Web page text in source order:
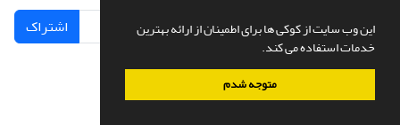
این وب سایت از کوکی ها برای اطمینان از ارائه بهترین
خدمات استفاده می کند.
متوجه شدم
اشتراک
سامانه مدیریت نشریات علمی.طراحی و پیاده سازی ازسیناوب